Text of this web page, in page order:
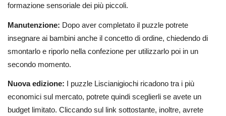
formazione sensoriale dei più piccoli.
Manutenzione: Dopo aver completato il puzzle potrete
insegnare ai bambini anche il concetto di ordine, chiedendo di
smontarlo e riporlo nella confezione per utilizzarlo poi in un
secondo momento.
Nuova edizione: I puzzle Liscianigiochi ricadono tra i più
economici sul mercato, potrete quindi sceglierli se avete un
budget limitato. Cliccando sul link sottostante, inoltre, avrete